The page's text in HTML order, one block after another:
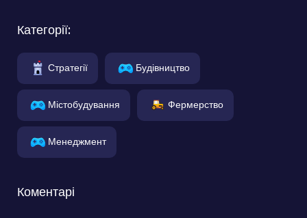
Категорії:
Стратегії Будівництво
Містобудування Фермерство
Менеджмент
Коментарі